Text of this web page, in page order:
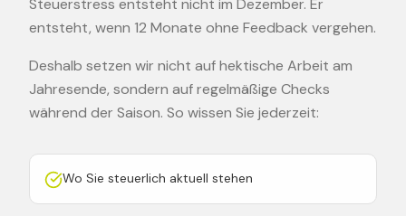
Steuerstress entsteht nicht im Dezember. Er
entsteht, wenn 12 Monate ohne Feedback vergehen.
Deshalb setzen wir nicht auf hektische Arbeit am
Jahresende, sondern auf regelmäßige Checks
während der Saison. So wissen Sie jederzeit:
Wo Sie steuerlich aktuell stehen